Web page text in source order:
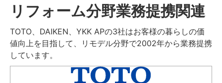
リフォーム分野業務提携関連
TOTO、DAIKEN、YKK APの3社はお客様の暮らしの価
値向上を目指して、リモデル分野で2002年から業務提携
しています。